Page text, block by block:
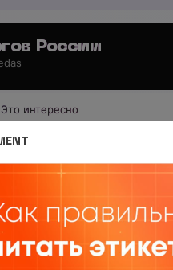
России
Это интересно
издание Nutritiologists